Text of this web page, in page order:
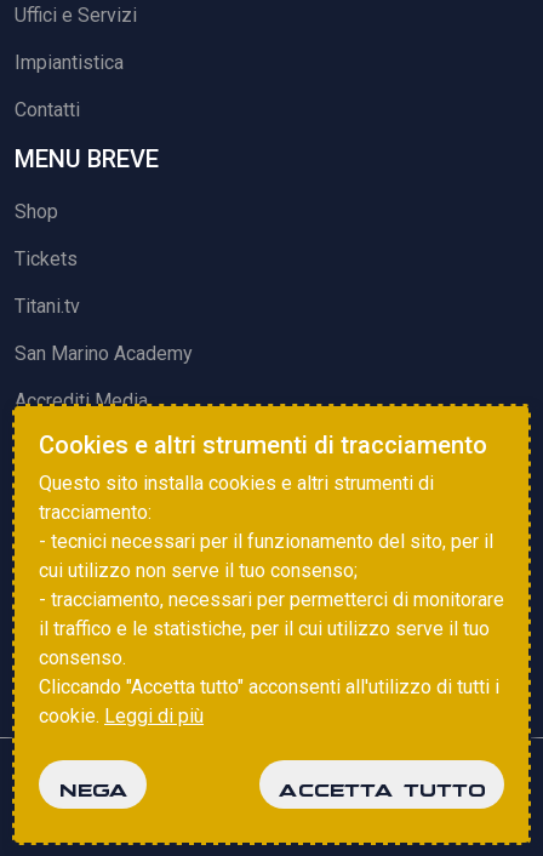
Uffici e Servizi
Impiantistica
Contatti
MENU BREVE
Shop
Tickets
Titani.tv
San Marino Academy
Accrediti Media
ATTIVITÀ ED EVENTI
Squadre di Calcio
Associazione Sammarinese Arbitri
Vota gol e parata
Copyright © 2025 FSGC. Tutti i diritti riservati
Cookies e altri strumenti di tracciamento
Questo sito installa cookies e altri strumenti di
tracciamento:
- tecnici necessari per il funzionamento del sito, per il
cui utilizzo non serve il tuo consenso;
- tracciamento, necessari per permetterci di monitorare
il traffico e le statistiche, per il cui utilizzo serve il tuo
consenso.
Cliccando "Accetta tutto" acconsenti all'utilizzo di tutti i
cookie. Leggi di più
NEGA ACCETTA TUTTO